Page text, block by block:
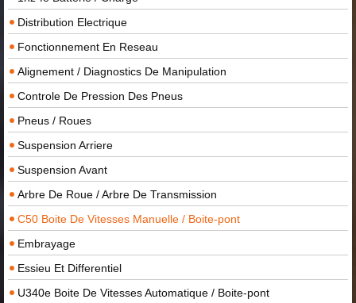
Distribution Electrique
Fonctionnement En Reseau
Alignement / Diagnostics De Manipulation
Controle De Pression Des Pneus
Pneus / Roues
Suspension Arriere
Suspension Avant
Arbre De Roue / Arbre De Transmission
C50 Boite De Vitesses Manuelle / Boite-pont
Embrayage
Essieu Et Differentiel
U340e Boite De Vitesses Automatique / Boite-pont